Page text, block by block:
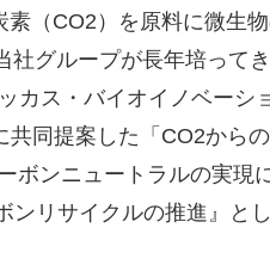
（CO2）を原料に微生
社グループが長年培って
カス・バイオイノベー
同提案した「CO2から
ボンニュートラルの実現
ンリサイクルの推進』と